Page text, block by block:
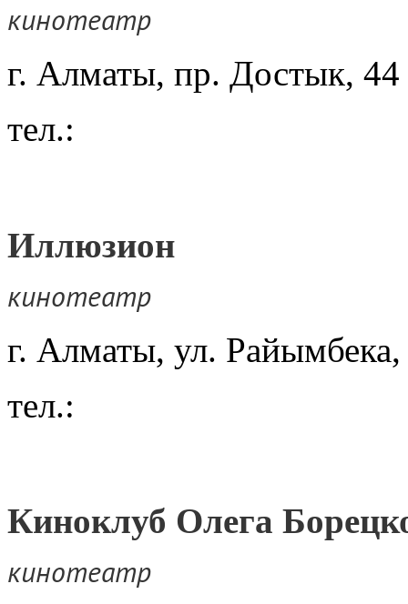
кинотеатр
г. Алматы, пр. Достык, 44
тел.:
Иллюзион
кинотеатр
г. Алматы, ул.
тел.:
Киноклуб Олега
кинотеатр